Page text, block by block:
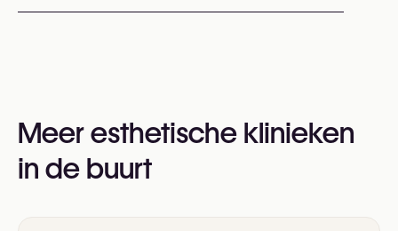
https://face2face.surgery/en
Meer esthetische klinieken
in de buurt